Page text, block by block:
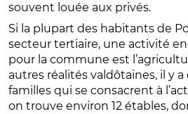
souvent louée aux privés.
Si la plupart des habitants de
secteur tertiaire, une activité
pour la commune est
autres réalités valdôtaines, il y
familles qui se consacrent à
on trouve environ 12 étables,